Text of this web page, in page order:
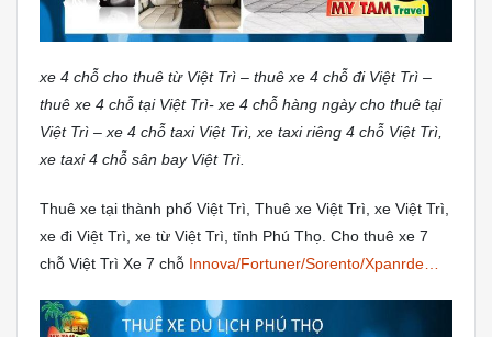
xe 4 chỗ cho thuê từ Việt Trì – thuê xe 4 chỗ đi Việt Trì –
thuê xe 4 chỗ tại Việt Trì- xe 4 chỗ hàng ngày cho thuê tại
Việt Trì – xe 4 chỗ taxi Việt Trì, xe taxi riêng 4 chỗ Việt Trì,
xe taxi 4 chỗ sân bay Việt Trì.
Thuê xe tại thành phố Việt Trì, Thuê xe Việt Trì, xe Việt Trì,
xe đi Việt Trì, xe từ Việt Trì, tỉnh Phú Thọ. Cho thuê xe 7
chỗ Việt Trì Xe 7 chỗ Innova/Fortuner/Sorento/Xpanrde…